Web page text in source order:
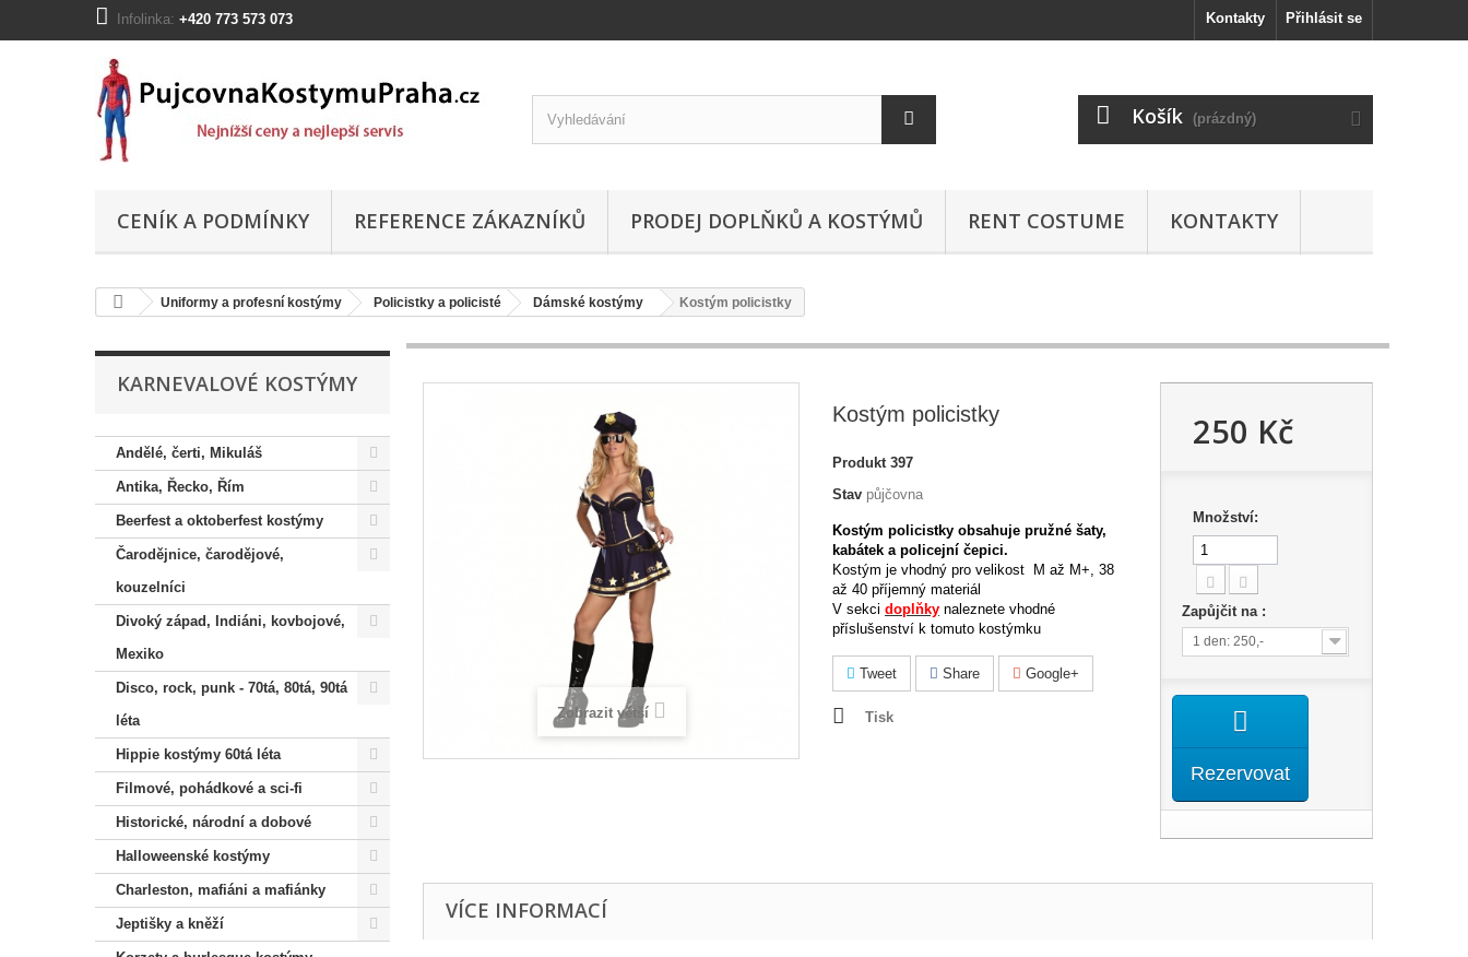
Přihlásit se
Kontakty
Infolinka: +420 773 573 073
Košík (prázdný)
CENÍK A PODMÍNKY REFERENCE ZÁKAZNÍKŮ PRODEJ DOPLŇKŮ A KOSTÝMŮ RENT COSTUME KONTAKTY
Uniformy a profesní kostýmy Policistky a policisté Dámské kostýmy Kostým policistky
KARNEVALOVÉ KOSTÝMY
Andělé, čerti, Mikuláš
Antika, Řecko, Řím
Beerfest a oktoberfest kostýmy
Čarodějnice, čarodějové,
kouzelníci
Divoký západ, Indiáni, kovbojové,
Mexiko
Disco, rock, punk - 70tá, 80tá, 90tá
léta
Hippie kostýmy 60tá léta
Filmové, pohádkové a sci-fi
Historické, národní a dobové
Halloweenské kostýmy
Charleston, mafiáni a mafiánky
Jeptišky a kněží
Zobrazit větší
Kostým policistky
Produkt 397
Stav půjčovna
Kostým policistky obsahuje pružné šaty,
kabátek a policejní čepici.
Kostým je vhodný pro velikost M až M+, 38
až 40 příjemný materiál
V sekci doplňky naleznete vhodné
příslušenství k tomuto kostýmku
Tweet Share Google+
Tisk
250 Kč
Množství:
Zapůjčit na :
1 den: 250,-
Rezervovat
VÍCE INFORMACÍ